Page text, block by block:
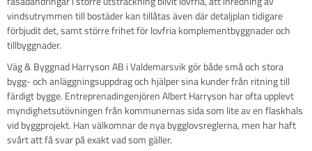
vindsutrymmen till bostäder kan tillåtas även där detaljplan tidigare
förbjudit det, samt större frihet för lovfria komplementbyggnader och
tillbyggnader.
Väg & Byggnad Harryson AB i Valdemarsvik gör både små och stora
bygg- och anläggningsuppdrag och hjälper sina kunder från ritning till
färdigt bygge. Entreprenadingenjören Albert Harryson har ofta upplevt
myndighetsutövningen från kommunernas sida som lite av en flaskhals
vid byggprojekt. Han välkomnar de nya bygglovsreglerna, men har haft
svårt att få svar på exakt vad som gäller.